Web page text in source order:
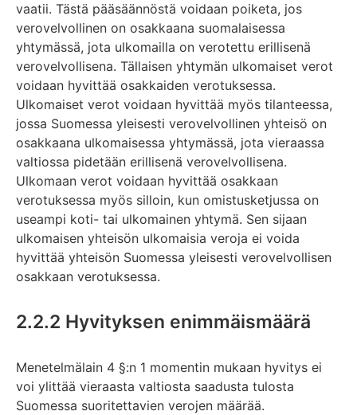
vaatii. Tästä pääsäännöstä voidaan poiketa, jos
verovelvollinen on osakkaana suomalaisessa
yhtymässä, jota ulkomailla on verotettu erillisenä
verovelvollisena. Tällaisen yhtymän ulkomaiset verot
voidaan hyvittää osakkaiden verotuksessa.
Ulkomaiset verot voidaan hyvittää myös tilanteessa,
jossa Suomessa yleisesti verovelvollinen yhteisö on
osakkaana ulkomaisessa yhtymässä, jota vieraassa
valtiossa pidetään erillisenä verovelvollisena.
Ulkomaan verot voidaan hyvittää osakkaan
verotuksessa myös silloin, kun omistusketjussa on
useampi koti- tai ulkomainen yhtymä. Sen sijaan
ulkomaisen yhteisön ulkomaisia veroja ei voida
hyvittää yhteisön Suomessa yleisesti verovelvollisen
osakkaan verotuksessa.
2.2.2 Hyvityksen enimmäismäärä
Menetelmälain 4 §:n 1 momentin mukaan hyvitys ei
voi ylittää vieraasta valtiosta saadusta tulosta
Suomessa suoritettavien verojen määrää.